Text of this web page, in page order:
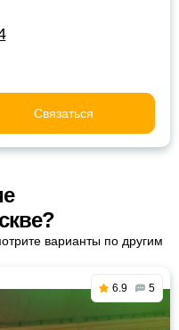
Связаться
варианты по другим
6.9 5